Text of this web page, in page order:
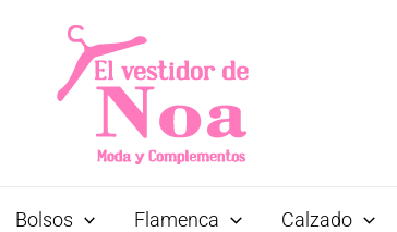
Bolsos Flamenca Calzado